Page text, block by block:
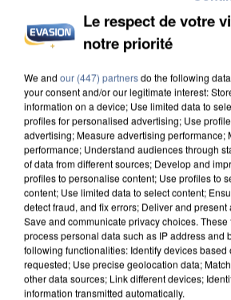
UN SECOND CADRE DE LA DZ
INTERPELLÉ EN ALGÉRIE
Le respect de votre
notre priorité
We and our (447) partnersdo the following
your consent and/or our legitimate interest:
information on a device; Use limited data to
profiles for personalised advertising; Use
advertising; Measure advertising performance;
performance; Understand audiences through
of data from different sources; Develop and
profiles to personalise content; Use profiles to
content; Use limited data to select content;
detect fraud, and fix errors; Deliver and
Save and communicate privacy choices.
process personal data such as IP address and
following functionalities: Identify devices
requested; Use precise geolocation data;
other data sources; Link different devices;
information transmitted automatically.